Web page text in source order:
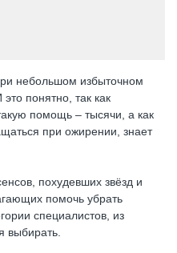
небольшом избыточном
понятно, так как
помощь – тысячи, а как
при ожирении, знает
похудевших звёзд и
помочь убрать
специалистов, из
выбирать.